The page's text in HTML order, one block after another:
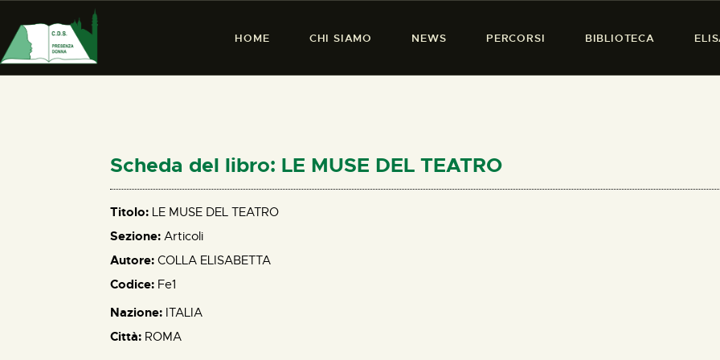
HOME CHI SIAMO NEWS PERCORSI BIBLIOTECA
PRESENZA DONNA
PERCORSI
BIBLIOTECA
Scheda del libro: LE MUSE DEL TEATRO
Titolo: LE MUSE DEL TEATRO
Sezione: Articoli
Autore: COLLA ELISABETTA
Codice: Fe1
Nazione: ITALIA
Città: ROMA